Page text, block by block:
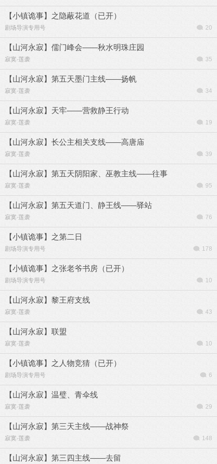
【小镇诡事】之隐蔽花道（已开）
剧场导演专用号 20
【山河永寂】儒门峰会——秋水明珠庄园
寂寞·莲袭 35
【山河永寂】第五天墨门主线——扬帆
寂寞·莲袭 34
【山河永寂】天牢——营救静王行动
寂寞·莲袭 19
【山河永寂】长公主相关支线——高唐庙
寂寞·莲袭 39
【山河永寂】第五天阴阳家、巫教主线——往事
寂寞·莲袭 95
【山河永寂】第五天道门、静王线——驿站
寂寞·莲袭 76
【小镇诡事】之第二日
剧场导演专用号 178
【小镇诡事】之张老爷书房（已开）
剧场导演专用号 10
【山河永寂】黎王府支线
寂寞·莲袭 43
【山河永寂】联盟
寂寞·莲袭 10
【小镇诡事】之人物竞猜（已开）
剧场导演专用号 6
【山河永寂】温璧、青伞线
寂寞·莲袭 29
【山河永寂】第三天主线——战神祭
寂寞·莲袭 148
【山河永寂】第三四主线——去留